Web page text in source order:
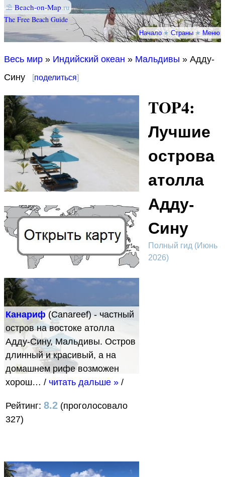
⛱ Beach-on-Map.ru
The Free Beach Guide
Начало★Страны★Меню
Весь мир » Индийский океан » Мальдивы » Адду-
Сину
[поделиться]
TOP4:
Лучшие
острова
атолла
Адду-
Сину
Полный гид (Июнь
2026)
Канариф (Canareef) - частный
остров на востоке атолла
Адду-Сину, Мальдивы. Остров
длинный и красивый, а на
домашнем рифе возможен
хорош… / читать дальше » /
Рейтинг: 8.2 (проголосовало
327)